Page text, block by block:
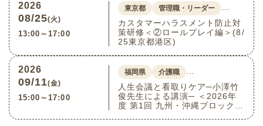
2026
08/25(火)
13:00～17:00
東京都 管理職・リーダー
…
カスタマーハラスメント防止対
策研修＜②ロールプレイ編＞(8/
25東京都港区)
2026
09/11(金)
15:00～17:00
福岡県 介護職
…
人生会議と看取りケア─小澤竹
俊先生による講演─ ＜2026年
度 第1回 九州・沖縄ブロック介